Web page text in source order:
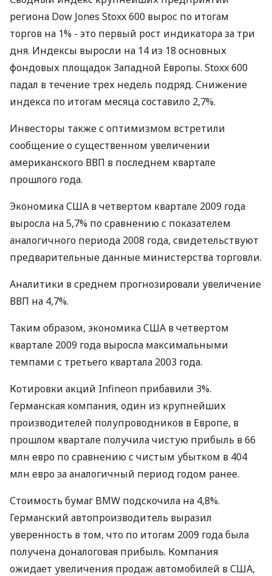
региона Dow Jones Stoxx 600 вырос по итогам
торгов на 1% - это первый рост индикатора за три
дня. Индексы выросли на 14 из 18 основных
фондовых площадок Западной Европы. Stoxx 600
падал в течение трех недель подряд. Снижение
индекса по итогам месяца составило 2,7%.
Инвесторы также с оптимизмом встретили
сообщение о существенном увеличении
американского ВВП в последнем квартале
прошлого года.
Экономика США в четвертом квартале 2009 года
выросла на 5,7% по сравнению с показателем
аналогичного периода 2008 года, свидетельствуют
предварительные данные министерства торговли.
Аналитики в среднем прогнозировали увеличение
ВВП на 4,7%.
Таким образом, экономика США в четвертом
квартале 2009 года выросла максимальными
темпами с третьего квартала 2003 года.
Котировки акций Infineon прибавили 3%.
Германская компания, один из крупнейших
производителей полупроводников в Европе, в
прошлом квартале получила чистую прибыль в 66
млн евро по сравнению с чистым убытком в 404
млн евро за аналогичный период годом ранее.
Стоимость бумаг BMW подскочила на 4,8%.
Германский автопроизводитель выразил
уверенность в том, что по итогам 2009 года была
получена доналоговая прибыль. Компания
ожидает увеличения продаж автомобилей в США,